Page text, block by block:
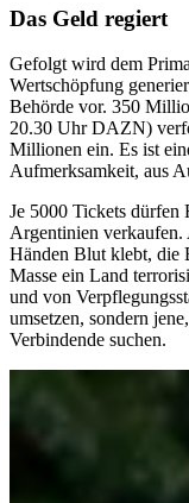
Das Geld regiert
Gefolgt wird dem
Wertschöpfung
Behörde vor. 350
20.30 Uhr DAZN)
Millionen ein. Es ist
Aufmerksamkeit, aus
Je 5000 Tickets dürfen
Argentinien verkaufen.
Händen Blut klebt, die
Masse ein Land
und von
umsetzen, sondern
Verbindende suchen.